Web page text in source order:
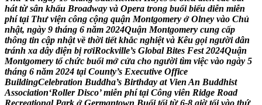
hát từ sân khấu Broadway và Opera trong buổi biểu diễn miễn
phí tại Thư viện công cộng quận Montgomery ở Olney vào Chủ
nhật, ngày 9 tháng 6 năm 2024Quận Montgomery cung cấp
thông tin cập nhật về thời tiết khắc nghiệt và Kêu gọi người dân
tránh xa dây điện bị rơiRockville’s Global Bites Fest 2024Quận
Montgomery tổ chức buổi mở cửa cho người tìm việc vào ngày 5
tháng 6 năm 2024 tại County’s Executive Office
BuildingCelebration Buddha’s Birthday at Vien An Buddhist
Association‘Roller Disco’ miễn phí tại Công viên Ridge Road
Recreational Park ở Germantown Buổi tối từ 6-8 giờ tối vào thứ